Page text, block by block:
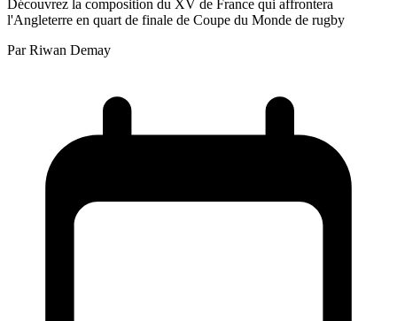
Découvrez la composition du XV de France qui affrontera
l'Angleterre en quart de finale de Coupe du Monde de rugby
Par Riwan Demay